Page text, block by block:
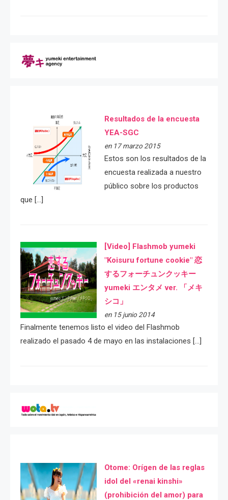
Resultados de la encuesta
YEA-SGC
en 17 marzo 2015
Estos son los resultados de la
encuesta realizada a nuestro
público sobre los productos
que […]
[Video] Flashmob yumeki
"Koisuru fortune cookie" 恋
するフォーチュンクッキー
yumeki エンタメ ver. 「メキ
シコ」
en 15 junio 2014
Finalmente tenemos listo el video del Flashmob
realizado el pasado 4 de mayo en las instalaciones […]
Otome: Orígen de las reglas
idol del «renai kinshi»
(prohibición del amor) para